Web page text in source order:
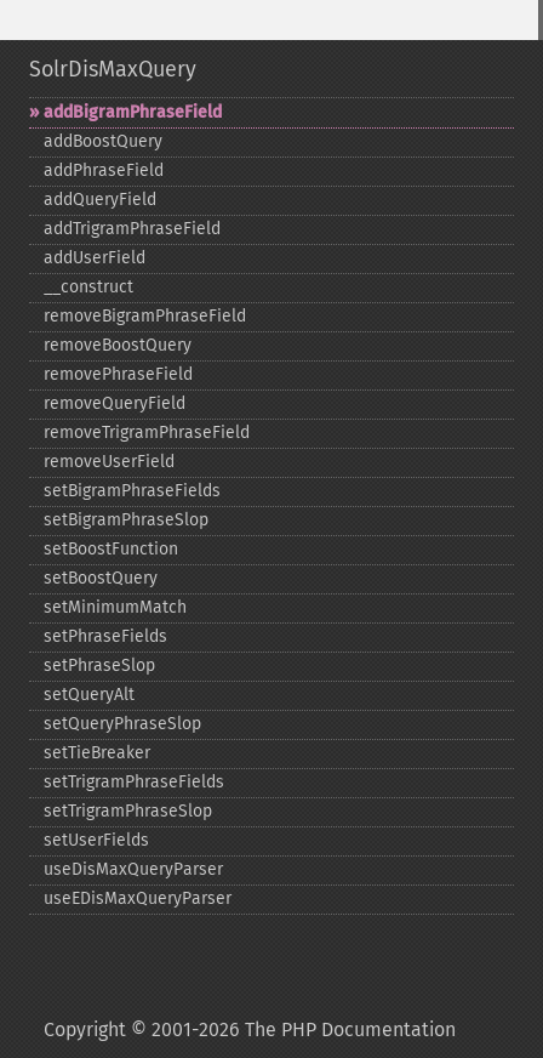
SolrDisMaxQuery
addBigramPhraseField
addBoostQuery
addPhraseField
addQueryField
addTrigramPhraseField
addUserField
_​_​construct
removeBigramPhraseField
removeBoostQuery
removePhraseField
removeQueryField
removeTrigramPhraseField
removeUserField
setBigramPhraseFields
setBigramPhraseSlop
setBoostFunction
setBoostQuery
setMinimumMatch
setPhraseFields
setPhraseSlop
setQueryAlt
setQueryPhraseSlop
setTieBreaker
setTrigramPhraseFields
setTrigramPhraseSlop
setUserFields
useDisMaxQueryParser
useEDisMaxQueryParser
Copyright © 2001-2026 The PHP Documentation